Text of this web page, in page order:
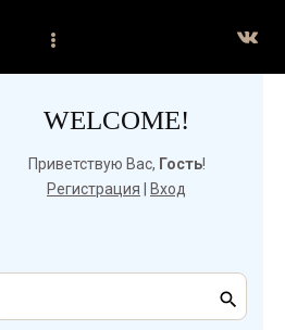
WELCOME!
Приветствую Вас, Гость!
Регистрация
Вход